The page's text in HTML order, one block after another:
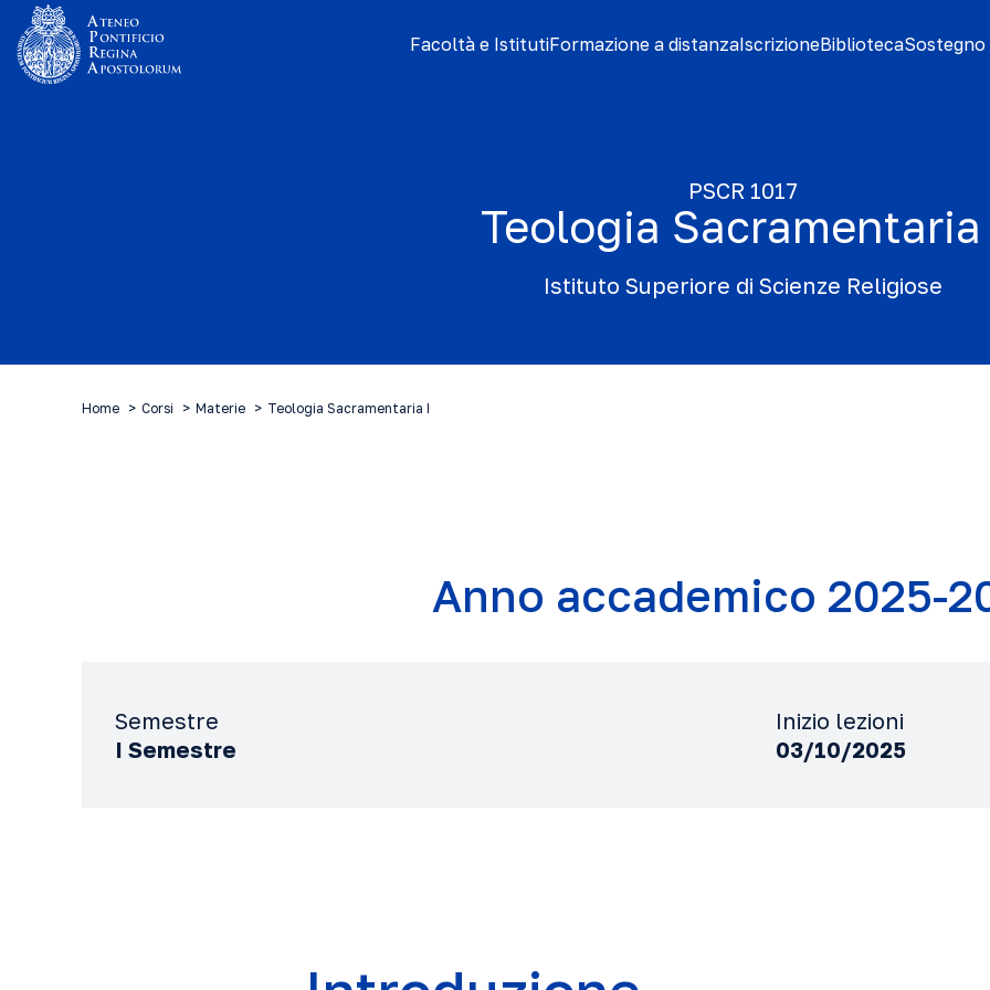
Facoltà e IstitutiFormazione a distanzaIscrizioneBiblioteca
PSCR 1017
Teologia Sacramentaria
Istituto Superiore di Scienze Religiose
Home Corsi Materie Teologia Sacramentaria I
Anno accademico 2025-
Semestre
I Semestre
Inizio lezioni
03/10/2025